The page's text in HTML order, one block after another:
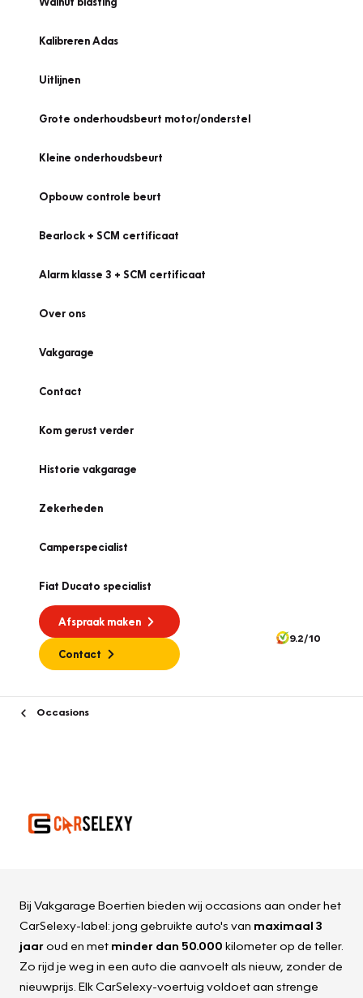
Kalibreren Adas
Uitlijnen
Grote onderhoudsbeurt motor/onderstel
Kleine onderhoudsbeurt
Opbouw controle beurt
Bearlock + SCM certificaat
Alarm klasse 3 + SCM certificaat
Over ons
Vakgarage
Contact
Kom gerust verder
Historie vakgarage
Zekerheden
Camperspecialist
Fiat Ducato specialist
Afspraak maken
Contact
9.2/10
Occasions
Bij Vakgarage Boertien bieden wij occasions aan onder het
CarSelexy-label: jong gebruikte auto's van maximaal 3
jaaroud en met minder dan 50.000 kilometer op de teller.
Zo rijd je weg in een auto die aanvoelt als nieuw, zonder de
nieuwprijs. Elk CarSelexy-voertuig voldoet aan strenge